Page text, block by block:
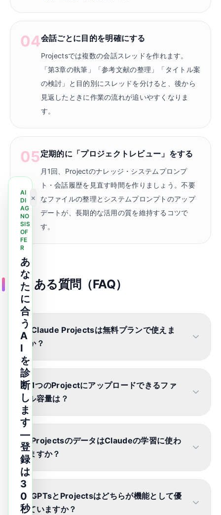
04会話ごとに目的を明確にする
Projectsでは複数の会話スレッドを作れます。
「第3章の執筆」「参考文献の整理」「タイトル案
の検討」と目的別にスレッドを分けると、後から
見返したときに作業の流れが追いやすくなりま
す。
05定期的に「プロジェクトレビュー」をする
月1回、Projectのナレッジ・システムプロンプ
ト・会話履歴を見直す時間を作りましょう。不要
なファイルの整理とシステムプロンプトのアップ
デートが、長期的な活用の質を維持するコツで
す。
よくある質問（FAQ）
Q. Claude Projectsは無料プランで使えま
すか？
Q. 1つのProjectにアップロードできるファ
イル容量は ？
Q. ProjectsのデータはClaudeの学習に使わ
れますか？
Q. GPTsとProjectsはどちらが機能として優
れていますか？
AI
DI
AG
NO
SIS
OF
FE
R
あ
な
た
に
合
う
A
I
を
診
断
し
ま
す
—
登
録
は
3
0
秒
×